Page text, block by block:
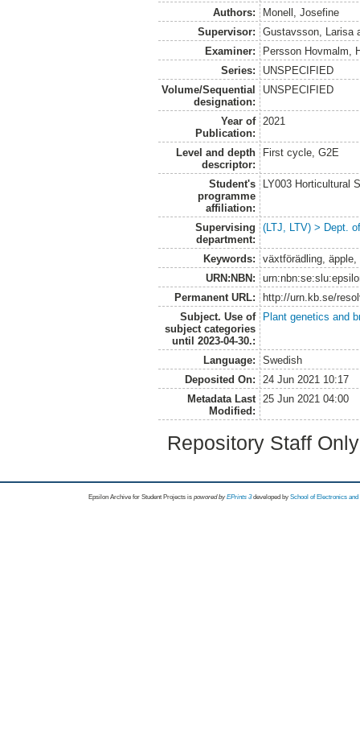
Authors:
Monell, Josefine
Supervisor:
Gustavsson, Larisa
Examiner:
Persson Hovmalm,
Series:
UNSPECIFIED
Volume/Sequential
designation:
UNSPECIFIED
Year of
Publication:
2021
Level and depth
descriptor:
First cycle, G2E
Student's
programme
affiliation:
LY003 Horticultural
Supervising
department:
(LTJ, LTV) > Dept.
Keywords:
växtförädling, äpple,
URN:NBN:
Permanent URL:
http://urn.kb.se/
Subject. Use of
subject categories
until 2023-04-30.:
Plant genetics and
Language:
Swedish
Deposited On:
24 Jun 2021 10:17
Metadata Last
Modified:
25 Jun 2021 04:00
Repository Staff
Epsilon Archive for Student Projects is powored byEPrints 3 developed by School of Electronics